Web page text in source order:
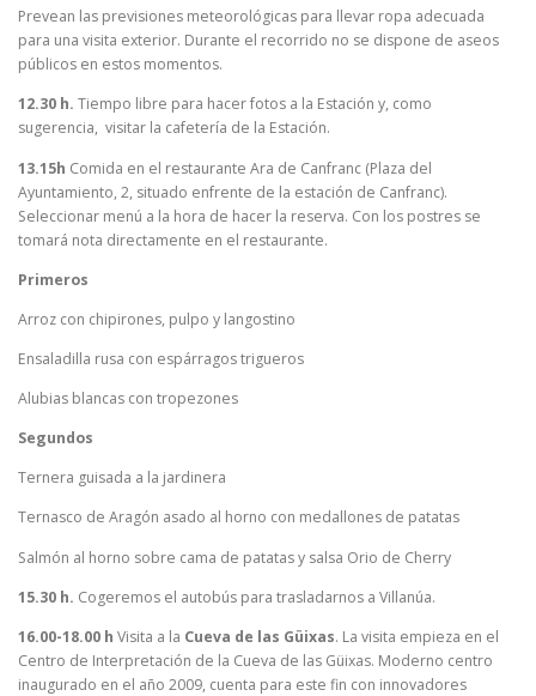
Prevean las previsiones meteorológicas para llevar ropa adecuada
para una visita exterior. Durante el recorrido no se dispone de aseos
públicos en estos momentos.
12.30 h. Tiempo libre para hacer fotos a la Estación y, como
sugerencia, visitar la cafetería de la Estación.
13.15h Comida en el restaurante Ara de Canfranc (Plaza del
Ayuntamiento, 2, situado enfrente de la estación de Canfranc).
Seleccionar menú a la hora de hacer la reserva. Con los postres se
tomará nota directamente en el restaurante.
Primeros
Arroz con chipirones, pulpo y langostino
Ensaladilla rusa con espárragos trigueros
Alubias blancas con tropezones
Segundos
Ternera guisada a la jardinera
Ternasco de Aragón asado al horno con medallones de patatas
Salmón al horno sobre cama de patatas y salsa Orio de Cherry
15.30 h. Cogeremos el autobús para trasladarnos a Villanúa.
16.00-18.00 h Visita a la Cueva de las Güixas. La visita empieza en el
Centro de Interpretación de la Cueva de las Güixas. Moderno centro
inaugurado en el año 2009, cuenta para este fin con innovadores